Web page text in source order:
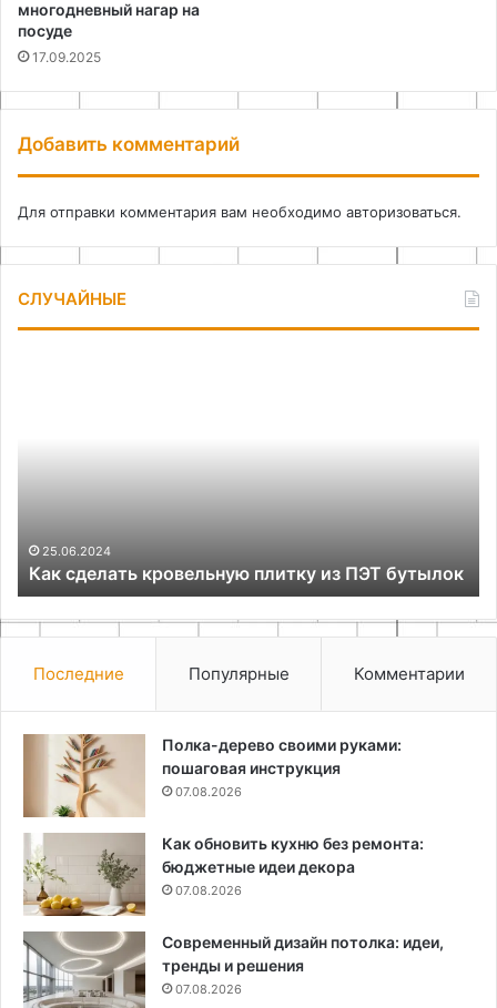
многодневный нагар на
посуде
17.09.2025
Добавить комментарий
Для отправки комментария вам необходимо авторизоваться.
СЛУЧАЙНЫЕ
23.11.2025
Поделки для офиса своими руками
Последние Популярные Комментарии
Полка-дерево своими руками:
пошаговая инструкция
07.08.2026
Как обновить кухню без ремонта:
бюджетные идеи декора
07.08.2026
Современный дизайн потолка: идеи,
тренды и решения
07.08.2026